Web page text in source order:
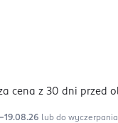
cena z 30 dni przed
lub do